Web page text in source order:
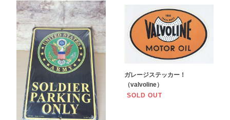
ガレージステッカー！
（valvoline）
SOLD OUT